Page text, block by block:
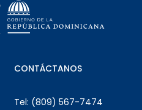
CONTÁCTANOS
Tel: (809) 567-7474